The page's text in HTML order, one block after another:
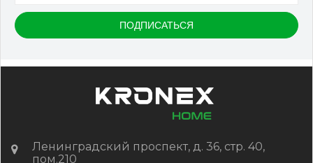
Ленинградский проспект, д. 36, стр. 40,
пом.210